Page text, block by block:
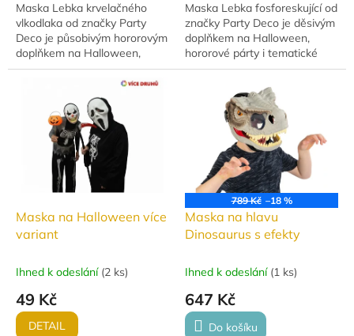
Maska Lebka krvelačného
vlkodlaka od značky Party
Deco je působivým hororovým
doplňkem na Halloween,
tematické večírky i cosplay.
Děsivý motiv vlčí lebky s
krvavými detaily...
Maska Lebka fosforeskující od
značky Party Deco je děsivým
doplňkem na Halloween,
hororové párty i tematické
akce. Po nasvícení svítí ve
Maska na Halloween více
variant
Ihned k odeslání (2 ks)
49 Kč
DETAIL
789 Kč –18 %
Maska na hlavu
Dinosaurus s efekty
Ihned k odeslání (1 ks)
647 Kč
Do košíku